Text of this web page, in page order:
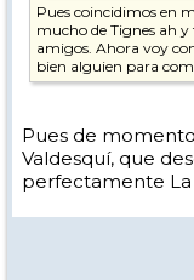
Pues coincidimos en
mucho de Tignes ah
amigos. Ahora voy
bien alguien para
Pues de
Valdesquí, que
perfectamente